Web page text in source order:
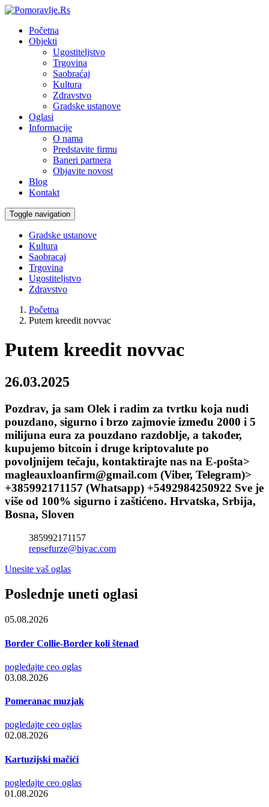
Početna
Objekti
Ugostiteljstvo
Trgovina
Saobraćaj
Kultura
Zdravstvo
Gradske ustanove
Oglasi
Informacije
O nama
Predstavite firmu
Baneri partnera
Objavite novost
Blog
Kontakt
Toggle navigation
Gradske ustanove
Kultura
Saobracaj
Trgovina
Ugostiteljstvo
Zdravstvo
Početna
Putem kreedit novvac
Putem kreedit novvac
26.03.2025
Pozdrav, ja sam Olek i radim za tvrtku koja nudi
pouzdano, sigurno i brzo zajmovie između 2000 i 5
milijuna eura za pouzdano razdoblje, a također,
kupujemo bitcoin i druge kriptovalute po
povoljnijem tečaju, kontaktirajte nas na E-pošta>
magleauxloanfirm@gmail.com (Viber, Telegram)>
+385992171157 (Whatsapp) +5492984250922 Sve je
više od 100% sigurno i zaštićeno. Hrvatska, Srbija,
Bosna, Sloven
385992171157
repsefurze@biyac.com
Unesite vaš oglas
Poslednje uneti oglasi
05.08.2026
Border Collie-Border koli štenad
pogledajte ceo oglas
03.08.2026
Pomeranac muzjak
pogledajte ceo oglas
02.08.2026
Kartuzijski mačići
pogledajte ceo oglas
01.08.2026